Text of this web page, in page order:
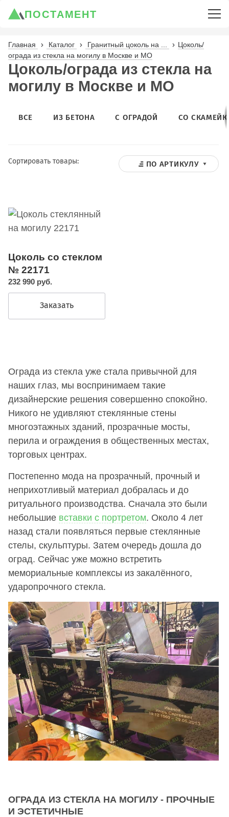
ПОСТАМЕНТ
Главная Каталог Гранитный цоколь на ...
Цоколь/
ограда из стекла на могилу в Москве и МО
Цоколь/ограда из стекла на
могилу в Москве и МО
ВСЕ ИЗ БЕТОНА С ОГРАДОЙ СО
Сортировать товары: ПО АРТИКУЛУ
Цоколь со стеклом
№ 22171
232 990 руб.
Заказать
Ограда из стекла уже стала привычной для
наших глаз, мы воспринимаем такие
дизайнерские решения совершенно спокойно.
Никого не удивляют стеклянные стены
многоэтажных зданий, прозрачные мосты,
перила и ограждения в общественных местах,
торговых центрах.
Постепенно мода на прозрачный, прочный и
неприхотливый материал добралась и до
ритуального производства. Сначала это были
небольшие вставки с портретом. Около 4 лет
назад стали появляться первые стеклянные
стелы, скульптуры. Затем очередь дошла до
оград. Сейчас уже можно встретить
мемориальные комплексы из закалённого,
ударопрочного стекла.
ОГРАДА ИЗ СТЕКЛА НА МОГИЛУ - ПРОЧНЫЕ
И ЭСТЕТИЧНЫЕ